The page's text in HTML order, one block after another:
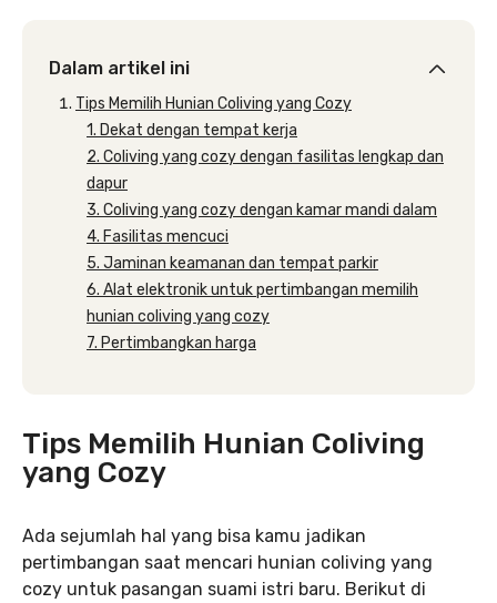
Dalam artikel ini
Tips Memilih Hunian Coliving yang Cozy
1. Dekat dengan tempat kerja
2. Coliving yang cozy dengan fasilitas lengkap dan
dapur
3. Coliving yang cozy dengan kamar mandi dalam
4. Fasilitas mencuci
5. Jaminan keamanan dan tempat parkir
6. Alat elektronik untuk pertimbangan memilih
hunian coliving yang cozy
7. Pertimbangkan harga
Tips Memilih Hunian Coliving
yang Cozy
Ada sejumlah hal yang bisa kamu jadikan
pertimbangan saat mencari hunian coliving yang
cozy untuk pasangan suami istri baru. Berikut di